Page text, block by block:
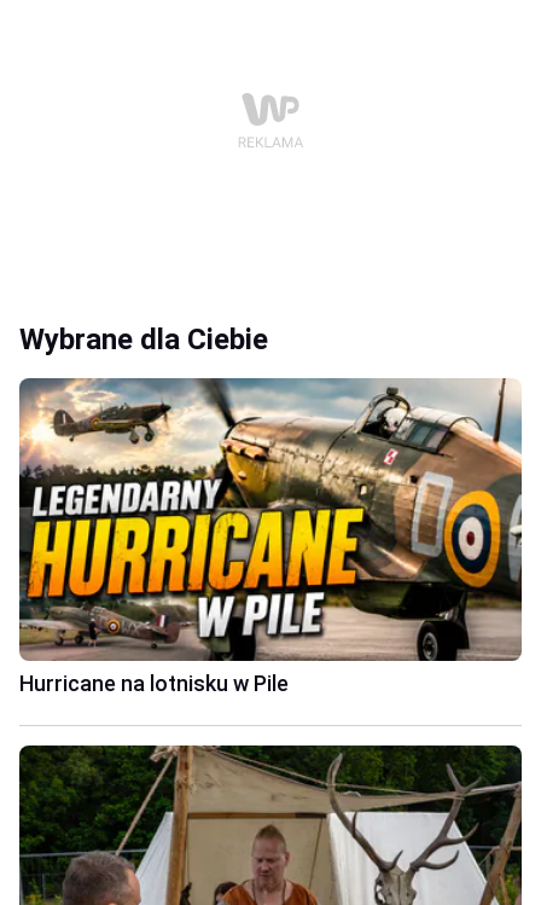
Wybrane dla Ciebie
Hurricane na lotnisku w Pile